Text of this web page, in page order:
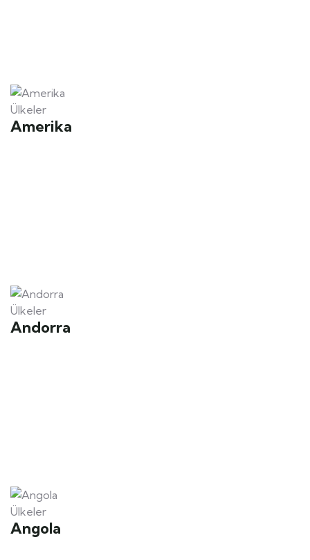
Ülkeler
Amerika
Ülkeler
Andorra
Ülkeler
Angola